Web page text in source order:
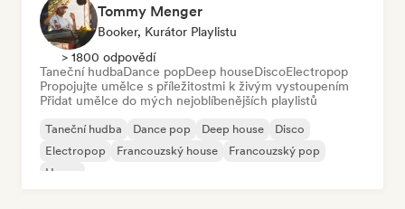
Tommy Menger
Booker, Kurátor Playlistu
> 1800 odpovědí
Taneční hudbaDance popDeep houseDiscoElectropop
Propojujte umělce s příležitostmi k živým vystoupením
Přidat umělce do mých nejoblíbenějších playlistů
Taneční hudba Dance pop Deep house
Disco
Electropop
Francouzský house
Francouzský pop
House